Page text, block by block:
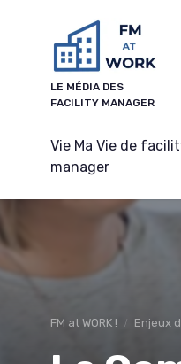
LE MÉDIA DES
FACILITY MANAGER
Vie Ma Vie de
manager
FM at WORK ! Enjeux